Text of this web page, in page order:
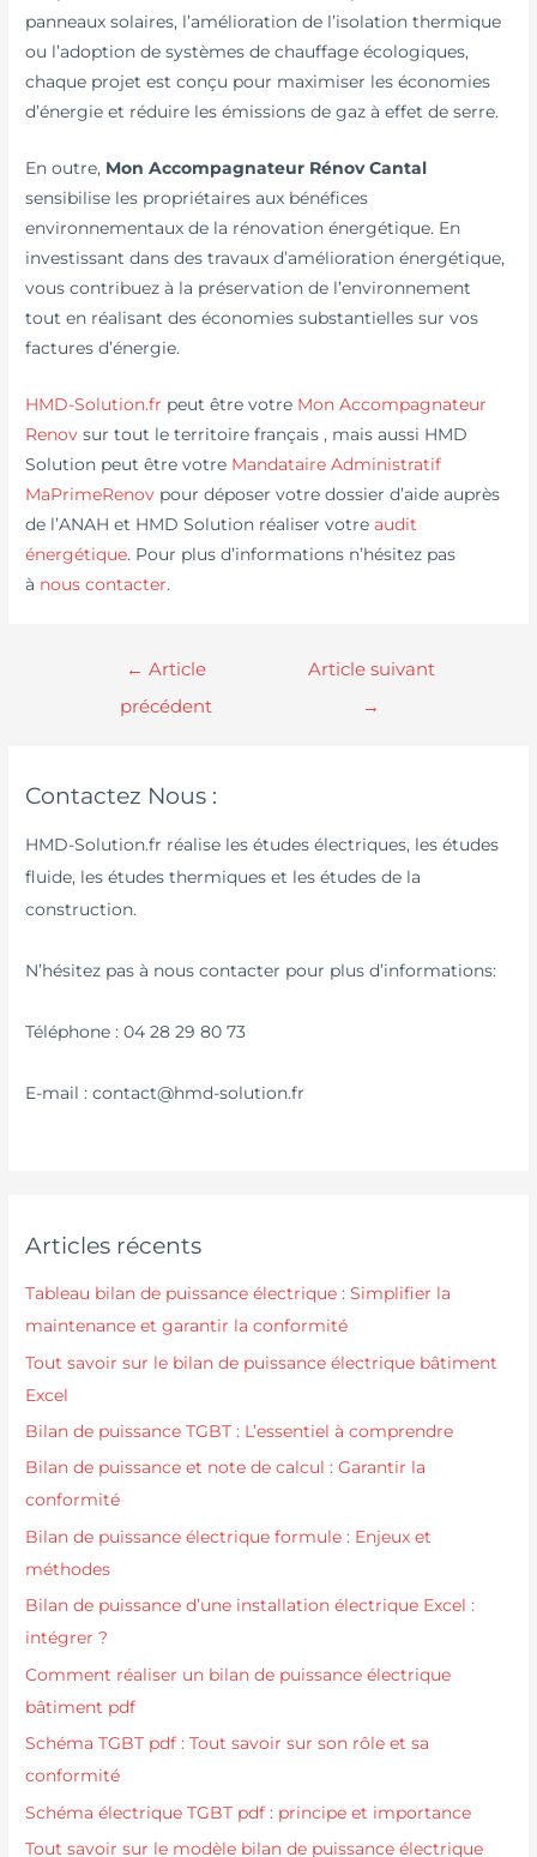
panneaux solaires, l’amélioration de l’isolation thermique
ou l’adoption de systèmes de chauffage écologiques,
chaque projet est conçu pour maximiser les économies
d’énergie et réduire les émissions de gaz à effet de serre.
En outre, Mon Accompagnateur Rénov Cantal
sensibilise les propriétaires aux bénéfices
environnementaux de la rénovation énergétique. En
investissant dans des travaux d’amélioration énergétique,
vous contribuez à la préservation de l’environnement
tout en réalisant des économies substantielles sur vos
factures d’énergie.
HMD-Solution.fr peut être votre Mon Accompagnateur
Renov sur tout le territoire français , mais aussi HMD
Solution peut être votre Mandataire Administratif
MaPrimeRenov pour déposer votre dossier d’aide auprès
de l’ANAH et HMD Solution réaliser votreaudit
énergétique. Pour plus d’informations n’hésitez pas
à nous contacter.
← Article
précédent
Article suivant
→
Contactez Nous :
HMD-Solution.fr réalise les études électriques, les études
fluide, les études thermiques et les études de la
construction.
N’hésitez pas à nous contacter pour plus d’informations:
Téléphone : 04 28 29 80 73
E-mail : contact@hmd-solution.fr
Articles récents
Tableau bilan de puissance électrique : Simplifier la
maintenance et garantir la conformité
Tout savoir sur le bilan de puissance électrique bâtiment
Excel
Bilan de puissance TGBT : L’essentiel à comprendre
Bilan de puissance et note de calcul : Garantir la
conformité
Bilan de puissance électrique formule : Enjeux et
méthodes
Bilan de puissance d’une installation électrique Excel :
intégrer ?
Comment réaliser un bilan de puissance électrique
bâtiment pdf
Schéma TGBT pdf : Tout savoir sur son rôle et sa
conformité
Schéma électrique TGBT pdf : principe et importance
Tout savoir sur le modèle bilan de puissance électrique